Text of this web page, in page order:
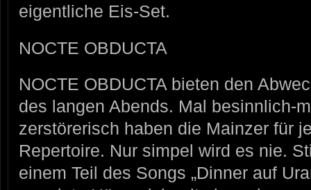
eigentliche Eis-Set.
NOCTE OBDUCTA
NOCTE OBDUCTA bieten den
des langen Abends. Mal besinnlich-
zerstörerisch haben die Mainzer für
Repertoire. Nur simpel wird es nie.
einem Teil des Songs „Dinner auf